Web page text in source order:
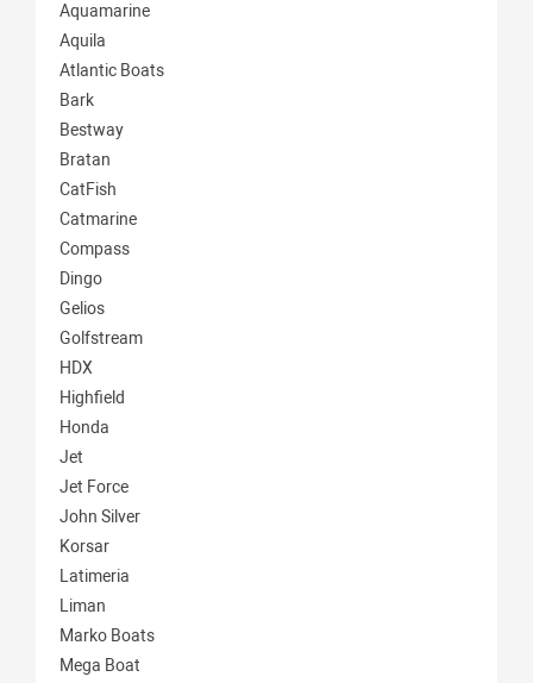
Aquamarine
Aquila
Atlantic Boats
Bark
Bestway
Bratan
CatFish
Catmarine
Compass
Dingo
Gelios
Golfstream
HDX
Highfield
Honda
Jet
Jet Force
John Silver
Korsar
Latimeria
Liman
Marko Boats
Mega Boat